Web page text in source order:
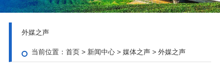
外媒之声
当前位置： 首页> 新闻中心> 媒体之声> 外媒之声